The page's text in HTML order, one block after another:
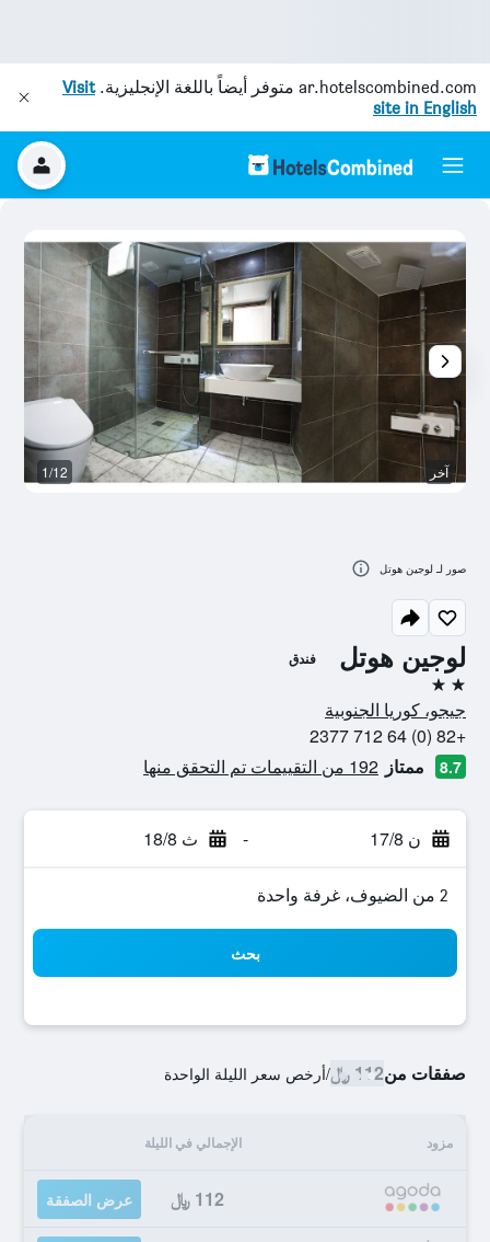
ar.hotelscombined.com متوفر أيضاً باللغة الإنجليزية.Visit
site in English
لوجين هوتل فندق
2 نجمتين
جيجو، كوريا الجنوبية
+82 (0) 64 712 2377
8.7 ممتاز 192 من التقييمات تم التحقق منها
ن 17/8 - ث 18/8
2 من الضيوف، غرفة واحدة
بحث
صفقات من112 ﷼ /أرخص سعر الليلة الواحدة
مزود الإجمالي في الليلة
112 ﷼ عرض الصفقة
آخر 1/12
صور لـ لوجين هوتل